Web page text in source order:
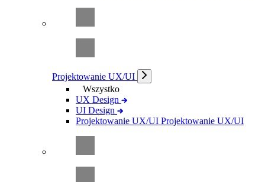
Projektowanie UX/UI
Wszystko
UX Design
UI Design
Projektowanie UX/UI Projektowanie UX/UI